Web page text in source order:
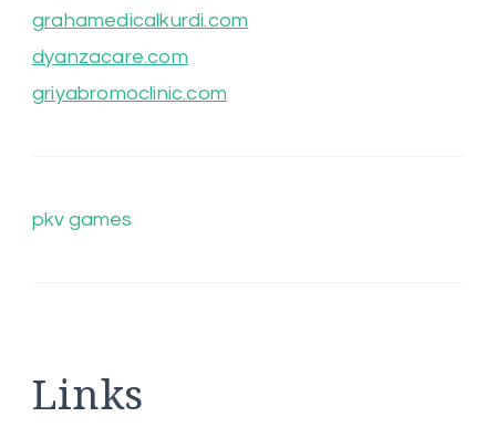
grahamedicalkurdi.com
dyanzacare.com
griyabromoclinic.com
pkv games
Links